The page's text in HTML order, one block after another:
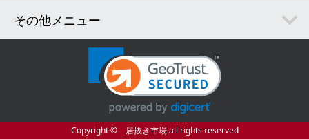
その他メニュー
Copyright © 居抜き市場 all rights reserved